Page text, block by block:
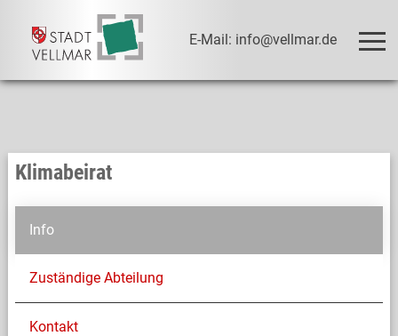
E-Mail: info@vellmar.de
Klimabeirat
Info
Zuständige Abteilung
Kontakt